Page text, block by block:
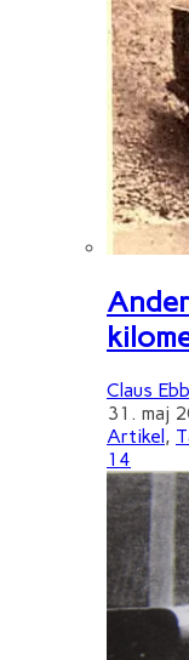
Claus
31. maj
Artikel ,
14